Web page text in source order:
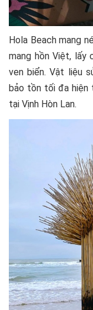
Hola Beach mang
mang hồn Việt, lấy
ven biển. Vật liệu
bảo tồn tối đa hiện
tại Vịnh Hòn Lan.